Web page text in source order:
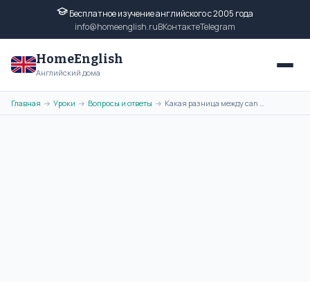
Бесплатное изучение английского с 2005 года
info@homeenglish.ruВКонтактеTelegram
HomeEnglish
Английский дома
Главная → Уроки → Вопросы и ответы → Какая разница между can и could в английском языке?